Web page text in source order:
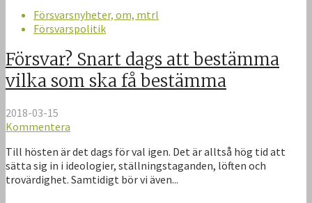
Försvarsnyheter, om, mtrl
Försvarspolitik
Försvar? Snart dags att bestämma
vilka som ska få bestämma
2018-03-15
Kommentera
Till hösten är det dags för val igen. Det är alltså hög tid att
sätta sig in i ideologier, ställningstaganden, löften och
trovärdighet. Samtidigt bör vi även...